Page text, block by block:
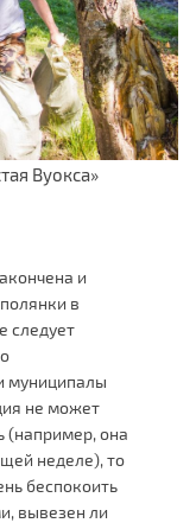
Вуокса»
и
в
следует
муниципалы
не может
(например, она
неделе), то
беспокоить
вывезен ли